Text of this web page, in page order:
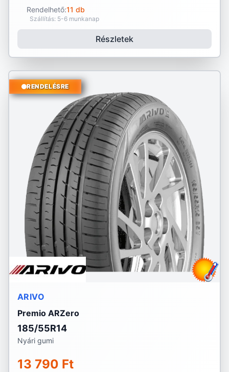
Rendelhető:11 db
Szállítás: 5-6 munkanap
Részletek
RENDELÉSRE
ARIVO
Premio ARZero
185/55R14
Nyári gumi
13 790 Ft